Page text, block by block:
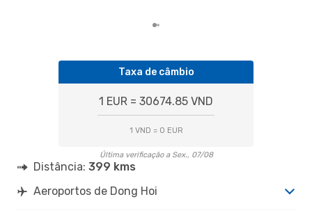
Taxa de câmbio
1 EUR = 30674.85 VND
1 VND = 0 EUR
Última verificação a Sex., 07/08
Distância: 399 kms
Aeroportos de Dong Hoi